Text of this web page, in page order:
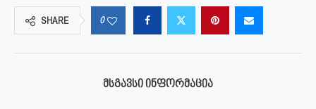
SHARE 0
ᲛᲡᲒᲐᲕᲡᲘ ᲘᲜᲤᲝᲠᲛᲐᲪᲘᲐ